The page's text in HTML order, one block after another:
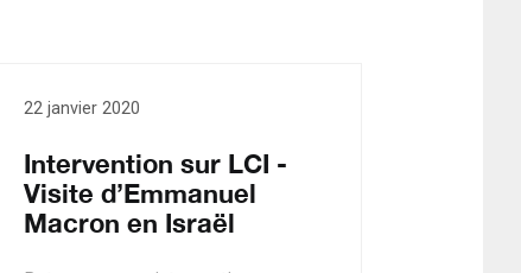
22 janvier 2020
Intervention sur LCI -
Visite d’Emmanuel
Macron en Israël